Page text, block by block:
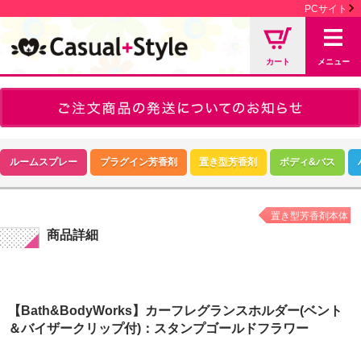
PCサイト
カート メニュー
ルームスプレー プラグイン芳香剤 置き型芳香剤 ボディ&バス
商品詳細
置き型芳香剤本体
【Bath&BodyWorks】カーフレグランスホルダー(ベント
＆バイザークリップ付)：スタンプゴールドフラワー